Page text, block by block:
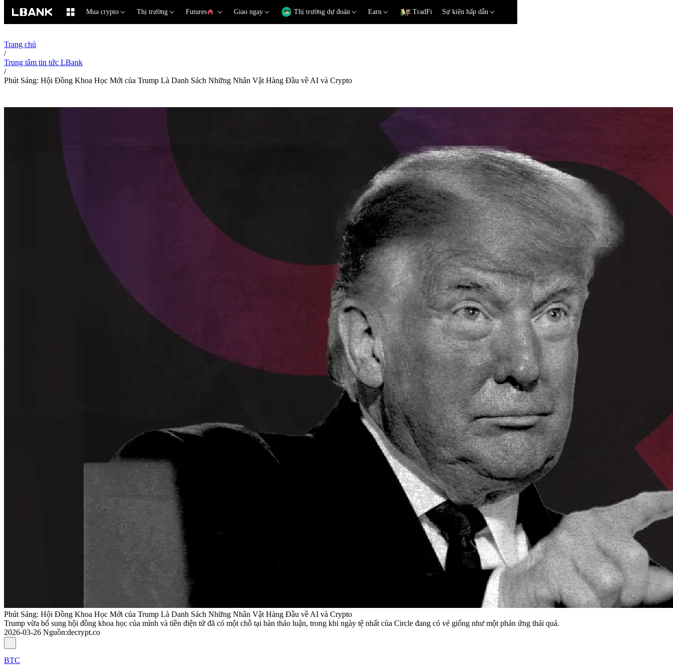
Mua crypto Thị trường Futures Giao ngay Thị trường dự đoán Earn TradFi Sự kiện hấp dẫn
Trang chủ
/
Trung tâm tin tức LBank
/
Phút Sáng: Hội Đồng Khoa Học Mới của Trump Là Danh Sách Những Nhân Vật Hàng Đầu về AI và Crypto
Phút Sáng: Hội Đồng Khoa Học Mới của Trump Là Danh Sách Những Nhân Vật Hàng Đầu về AI và Crypto
Trump vừa bổ sung hội đồng khoa học của mình và tiền điện tử đã có một chỗ tại bàn thảo luận, trong khi ngày tệ nhất của Circle đang có vẻ giống như một phản ứng thái quá.
2026-03-26 Nguồn:decrypt.co
BTC